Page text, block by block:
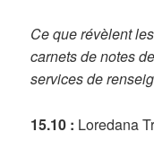
Ce que révèlent
carnets de notes
services de
15.10 : Loredana